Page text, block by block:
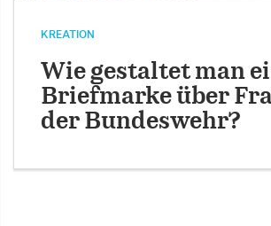
KREATION
Wie gestaltet man
Briefmarke über
der Bundeswehr?